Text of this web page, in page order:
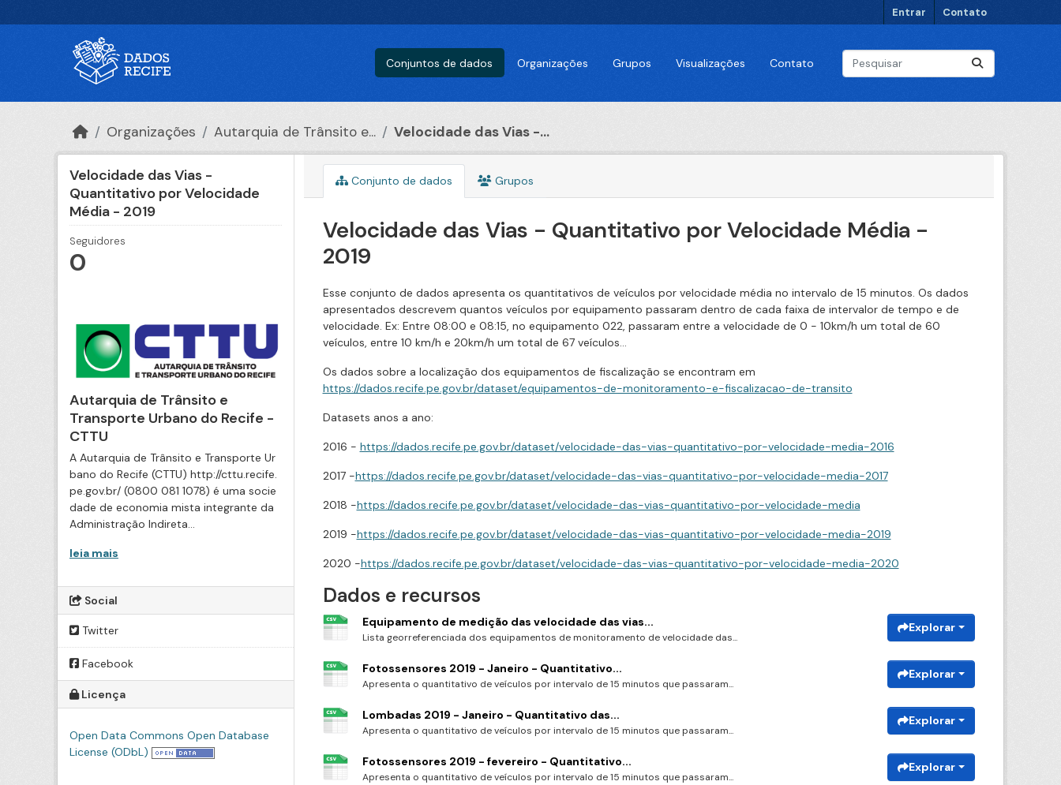
Entrar Contato
Conjuntos de dados Organizações Grupos Visualizações Contato
Organizações Autarquia de Trânsito e... Velocidade das Vias -...
Velocidade das Vias -
Quantitativo por Velocidade
Média - 2019
Seguidores
0
Autarquia de Trânsito e
Transporte Urbano do Recife -
CTTU
A Autarquia de Trânsito e Transporte Ur
bano do Recife (CTTU) http://cttu.recife.
pe.gov.br/ (0800 081 1078) é uma socie
dade de economia mista integrante da
Administração Indireta...
leia mais
Social
Twitter
Facebook
Licença
Open Data Commons Open Database
License (ODbL)
Conjunto de dados Grupos
Velocidade das Vias - Quantitativo por Velocidade Média -
2019
Esse conjunto de dados apresenta os quantitativos de veículos por velocidade média no intervalo de 15 minutos. Os dados
apresentados descrevem quantos veículos por equipamento passaram dentro de cada faixa de intervalor de tempo e de
velocidade. Ex: Entre 08:00 e 08:15, no equipamento 022, passaram entre a velocidade de 0 - 10km/h um total de 60
veículos, entre 10 km/h e 20km/h um total de 67 veículos...
Os dados sobre a localização dos equipamentos de fiscalização se encontram em
https://dados.recife.pe.gov.br/dataset/equipamentos-de-monitoramento-e-fiscalizacao-de-transito
Datasets anos a ano:
2016 - https://dados.recife.pe.gov.br/dataset/velocidade-das-vias-quantitativo-por-velocidade-media-2016
2017 -https://dados.recife.pe.gov.br/dataset/velocidade-das-vias-quantitativo-por-velocidade-media-2017
2018 -https://dados.recife.pe.gov.br/dataset/velocidade-das-vias-quantitativo-por-velocidade-media
2019 -https://dados.recife.pe.gov.br/dataset/velocidade-das-vias-quantitativo-por-velocidade-media-2019
2020 -https://dados.recife.pe.gov.br/dataset/velocidade-das-vias-quantitativo-por-velocidade-media-2020
Dados e recursos
Equipamento de medição das velocidade das vias...
Lista georreferenciada dos equipamentos de monitoramento de velocidade das...
Explorar
Fotossensores 2019 - Janeiro - Quantitativo...
Apresenta o quantitativo de veículos por intervalo de 15 minutos que passaram...
Explorar
Lombadas 2019 - Janeiro - Quantitativo das...
Apresenta o quantitativo de veículos por intervalo de 15 minutos que passaram...
Explorar
Fotossensores 2019 - fevereiro - Quantitativo...
Apresenta o quantitativo de veículos por intervalo de 15 minutos que passaram...
Explorar